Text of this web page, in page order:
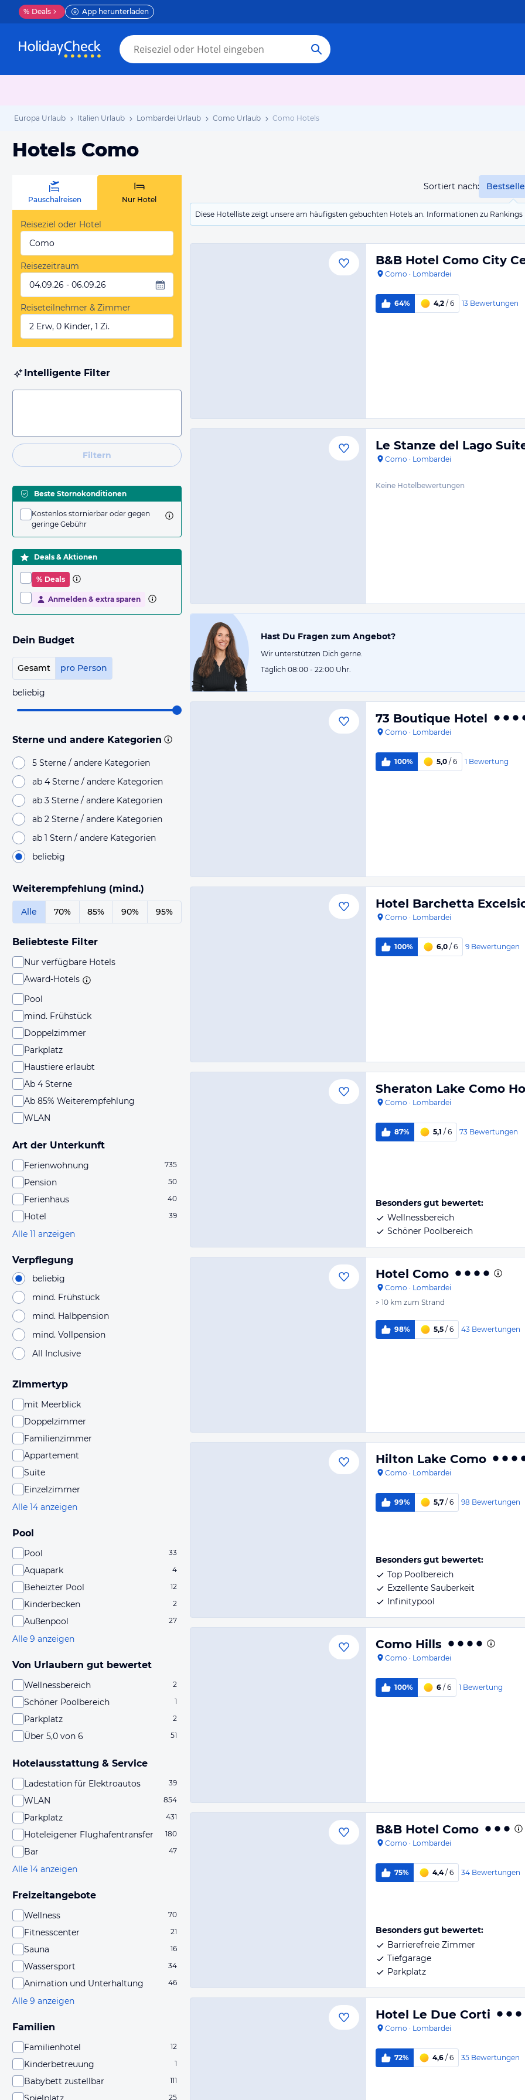
% Deals App herunterladen
Europa Urlaub Italien Urlaub Lombardei Urlaub Como Urlaub Como Hotels
Hotels Como
Sortiert nach:
Diese Hotelliste zeigt unsere am häufigsten gebuchten Hotels an. Informationen zu
Pauschalreisen Nur Hotel
Reiseziel oder Hotel
Como
Reisezeitraum
04.09.26 - 06.09.26
Reiseteilnehmer & Zimmer
2 Erw, 0 Kinder, 1 Zi.
Intelligente Filter
Filtern
Beste Stornokonditionen
Kostenlos stornierbar oder gegen
geringe Gebühr
Deals & Aktionen
% Deals
Anmelden & extra sparen
Dein Budget
Gesamt pro Person
beliebig
Sterne und andere Kategorien
5 Sterne / andere Kategorien
ab 4 Sterne / andere Kategorien
ab 3 Sterne / andere Kategorien
ab 2 Sterne / andere Kategorien
ab 1 Stern / andere Kategorien
beliebig
Weiterempfehlung (mind.)
Alle 70% 85% 90% 95%
Beliebteste Filter
Nur verfügbare Hotels
Award-Hotels
Pool
mind. Frühstück
Doppelzimmer
Parkplatz
Haustiere erlaubt
Ab 4 Sterne
Ab 85% Weiterempfehlung
WLAN
Art der Unterkunft
Ferienwohnung 735
Pension 50
Ferienhaus 40
Hotel 39
Alle 11 anzeigen
Verpflegung
beliebig
mind. Frühstück
mind. Halbpension
mind. Vollpension
All Inclusive
Zimmertyp
mit Meerblick
Doppelzimmer
Familienzimmer
Appartement
Suite
Einzelzimmer
Alle 14 anzeigen
Pool
Pool 33
Aquapark 4
Beheizter Pool 12
Kinderbecken 2
Außenpool 27
Alle 9 anzeigen
Von Urlaubern gut bewertet
Wellnessbereich 2
Schöner Poolbereich 1
Parkplatz 2
Über 5,0 von 6 51
Hotelausstattung & Service
Ladestation für Elektroautos 39
WLAN 854
Parkplatz 431
Hoteleigener Flughafentransfer 180
Bar 47
Alle 14 anzeigen
Freizeitangebote
Wellness 70
Fitnesscenter 21
Sauna 16
Wassersport 34
Animation und Unterhaltung 46
Alle 9 anzeigen
Familien
Familienhotel 12
Kinderbetreuung 1
Babybett zustellbar 111
25
B&B Hotel Como City
Como · Lombardei
64% 4,2 / 6 13 Bewertungen
Le Stanze del Lago
Como · Lombardei
Keine Hotelbewertungen
Hast Du Fragen zum Angebot?
Wir unterstützen Dich gerne.
Täglich 08:00 - 22:00 Uhr.
73 Boutique Hotel
Como · Lombardei
100% 5,0 / 6 1 Bewertung
Hotel Barchetta
Como · Lombardei
100% 6,0 / 6 9 Bewertungen
Sheraton Lake Como
Como · Lombardei
87% 5,1 / 6 73 Bewertungen
Besonders gut bewertet:
Wellnessbereich
Schöner Poolbereich
Hotel Como
Como · Lombardei
> 10 km zum Strand
98% 5,5 / 6 43 Bewertungen
Hilton Lake Como
Como · Lombardei
99% 5,7 / 6 98 Bewertungen
Besonders gut bewertet:
Top Poolbereich
Exzellente Sauberkeit
Infinitypool
Como Hills
Como · Lombardei
100% 6 / 6 1 Bewertung
B&B Hotel Como
Como · Lombardei
75% 4,4/ 6 34 Bewertungen
Besonders gut bewertet:
Barrierefreie Zimmer
Tiefgarage
Parkplatz
Hotel Le Due Corti
Como · Lombardei
72% 4,6 / 6 35 Bewertungen